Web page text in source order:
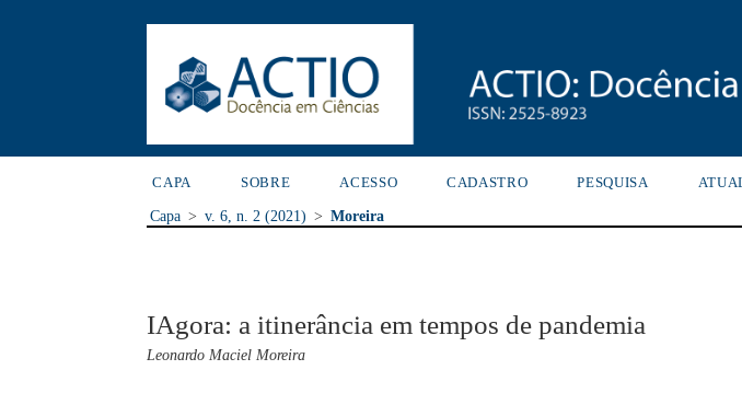
CAPA SOBRE ACESSO CADASTRO PESQUISA
Capa > v. 6, n. 2 (2021) > Moreira
IAgora: a itinerância em tempos de pandemia
Leonardo Maciel Moreira